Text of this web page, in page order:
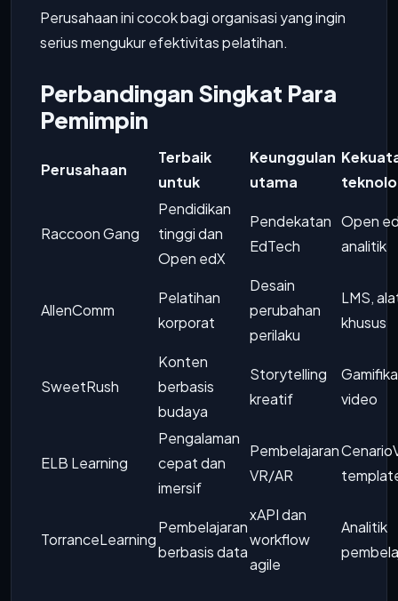
Perusahaan ini cocok bagi organisasi yang ingin
serius mengukur efektivitas pelatihan.
Perbandingan Singkat Para
Pemimpin
Perusahaan
Terbaik
untuk
Keunggulan
utama
Raccoon Gang
Pendidikan
tinggi dan
Open edX
Pendekatan
EdTech
Open
analitik
AllenComm
Pelatihan
korporat
Desain
perubahan
perilaku
LMS,
khusus
SweetRush
Konten
berbasis
budaya
Storytelling
kreatif
video
ELB Learning
Pengalaman
cepat dan
imersif
Pembelajaran
VR/AR
TorranceLearning
Pembelajaran
berbasis data
xAPI dan
workflow
agile
Analitik